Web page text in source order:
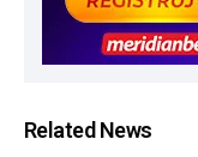
Related News